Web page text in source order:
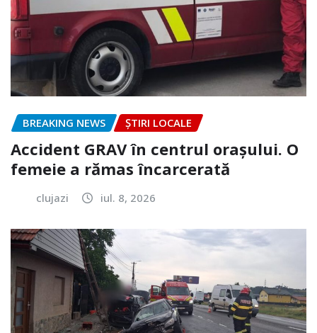
BREAKING NEWS ȘTIRI LOCALE
Accident GRAV în centrul orașului. O
femeie a rămas încarcerată
clujazi iul. 8, 2026